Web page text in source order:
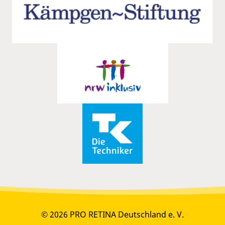
© 2026 PRO RETINA Deutschland e. V.